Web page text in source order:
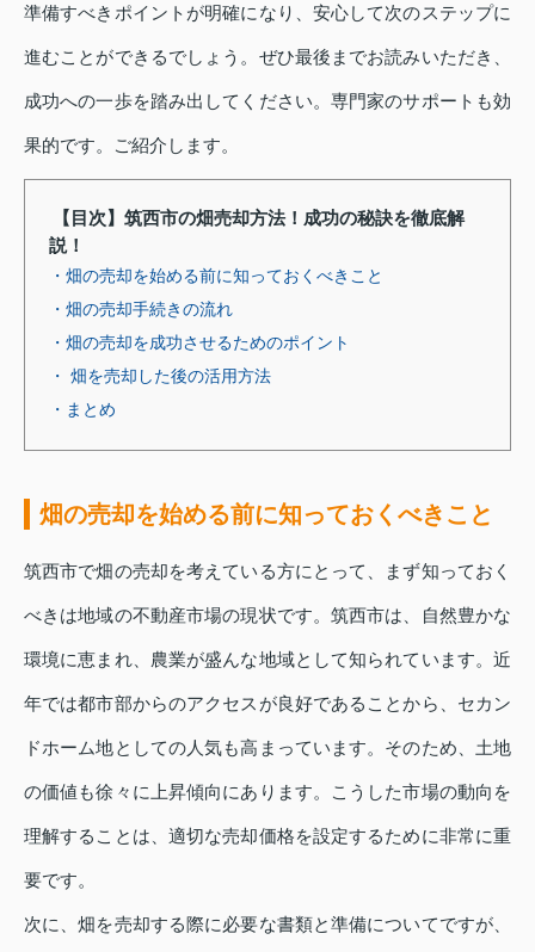
準備すべきポイントが明確になり、安心して次のステップに
進むことができるでしょう。ぜひ最後までお読みいただき、
成功への一歩を踏み出してください。専門家のサポートも効
果的です。ご紹介します。
【目次】筑西市の畑売却方法！成功の秘訣を徹底解
説！
・畑の売却を始める前に知っておくべきこと
・畑の売却手続きの流れ
・畑の売却を成功させるためのポイント
・ 畑を売却した後の活用方法
・まとめ
畑の売却を始める前に知っておくべきこと
筑西市で畑の売却を考えている方にとって、まず知っておく
べきは地域の不動産市場の現状です。筑西市は、自然豊かな
環境に恵まれ、農業が盛んな地域として知られています。近
年では都市部からのアクセスが良好であることから、セカン
ドホーム地としての人気も高まっています。そのため、土地
の価値も徐々に上昇傾向にあります。こうした市場の動向を
理解することは、適切な売却価格を設定するために非常に重
要です。
次に、畑を売却する際に必要な書類と準備についてですが、